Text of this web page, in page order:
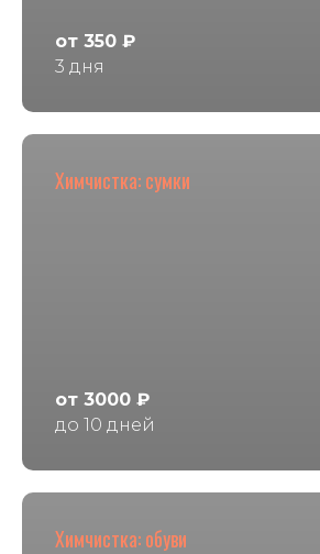
от 350 ₽
3 дня
Химчистка: сумки
от 3000 ₽
до 10 дней
Химчистка: обуви